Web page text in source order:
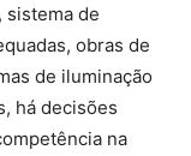
sistema de
obras de
de iluminação
há decisões
na